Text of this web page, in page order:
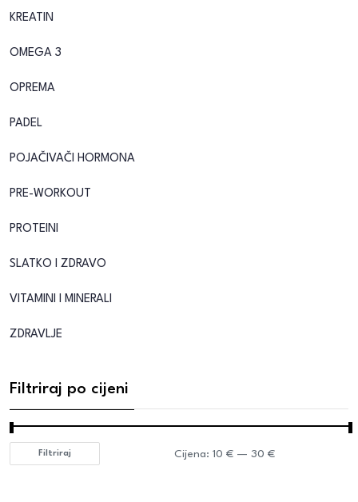
KREATIN
OMEGA 3
OPREMA
PADEL
POJAČIVAČI HORMONA
PRE-WORKOUT
PROTEINI
SLATKO I ZDRAVO
VITAMINI I MINERALI
ZDRAVLJE
Filtriraj po cijeni
Filtriraj Cijena: 10 €— 30 €